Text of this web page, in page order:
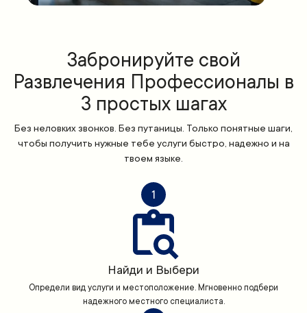
Забронируйте свой
Развлечения Профессионалы в
3 простых шагах
Без неловких звонков. Без путаницы. Только понятные шаги,
чтобы получить нужные тебе услуги быстро, надежно и на
твоем языке.
1
Найди и Выбери
Определи вид услуги и местоположение. Мгновенно подбери
надежного местного специалиста.